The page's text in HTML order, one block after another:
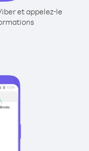
et appelez-le